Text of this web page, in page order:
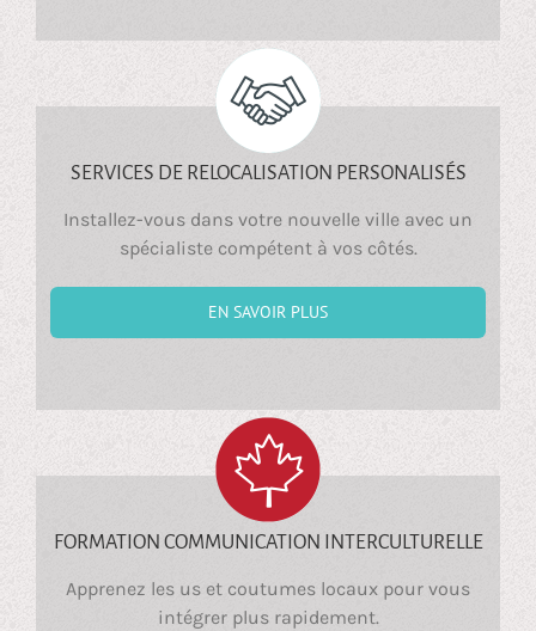
SERVICES DE RELOCALISATION PERSONALISÉS
Installez-vous dans votre nouvelle ville avec un
spécialiste compétent à vos côtés.
EN SAVOIR PLUS
FORMATION COMMUNICATION INTERCULTURELLE
Apprenez les us et coutumes locaux pour vous
intégrer plus rapidement.